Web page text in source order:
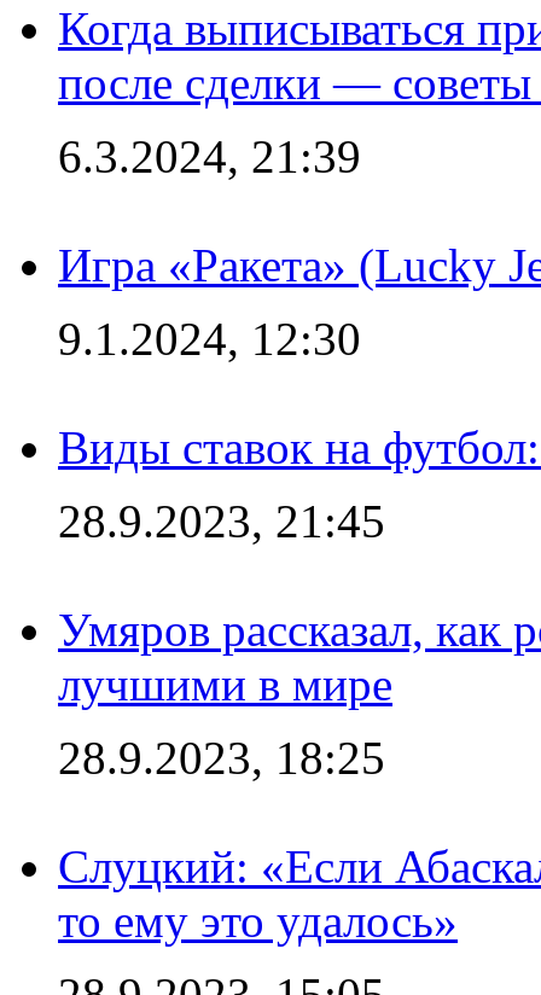
Когда выписываться
после сделки —
6.3.2024, 21:39
Игра «Ракета» (Lucky
9.1.2024, 12:30
Виды ставок на
28.9.2023, 21:45
Умяров рассказал, как
лучшими в мире
28.9.2023, 18:25
Слуцкий: «Если
то ему это удалось»